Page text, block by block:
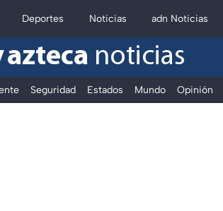
Deportes Noticias adn Noticias
azteca noticias
Seguridad Estados Mundo Opinión